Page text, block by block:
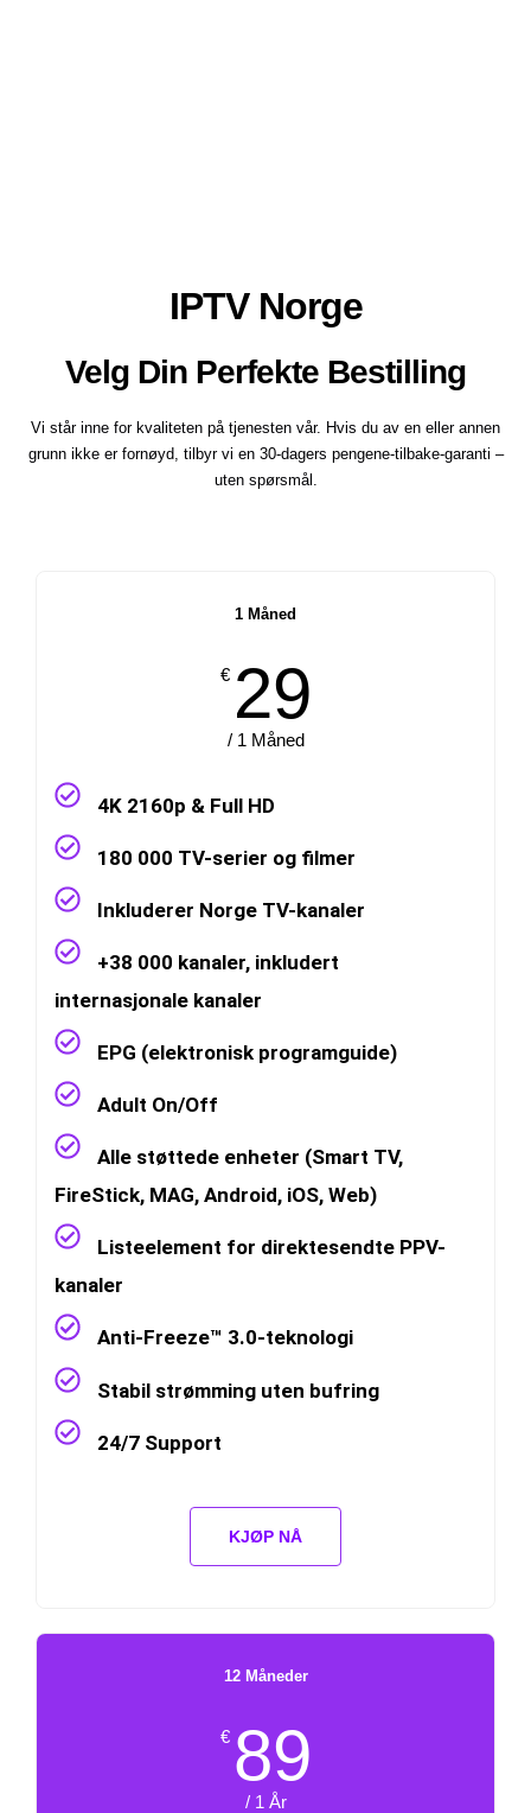
IPTV Norge
Velg Din Perfekte Bestilling
Vi står inne for kvaliteten på tjenesten vår. Hvis du av en eller annen
grunn ikke er fornøyd, tilbyr vi en 30-dagers pengene-tilbake-garanti –
uten spørsmål.
1 Måned
€ 29
/ 1 Måned
4K 2160p & Full HD
180 000 TV-serier og filmer
Inkluderer Norge TV-kanaler
+38 000 kanaler, inkludert
internasjonale kanaler
EPG (elektronisk programguide)
Adult On/Off
Alle støttede enheter (Smart TV,
FireStick, MAG, Android, iOS, Web)
Listeelement for direktesendte PPV-
kanaler
Anti-Freeze™ 3.0-teknologi
Stabil strømming uten bufring
24/7 Support
KJØP NÅ
12 Måneder
€ 89
/ 1 År